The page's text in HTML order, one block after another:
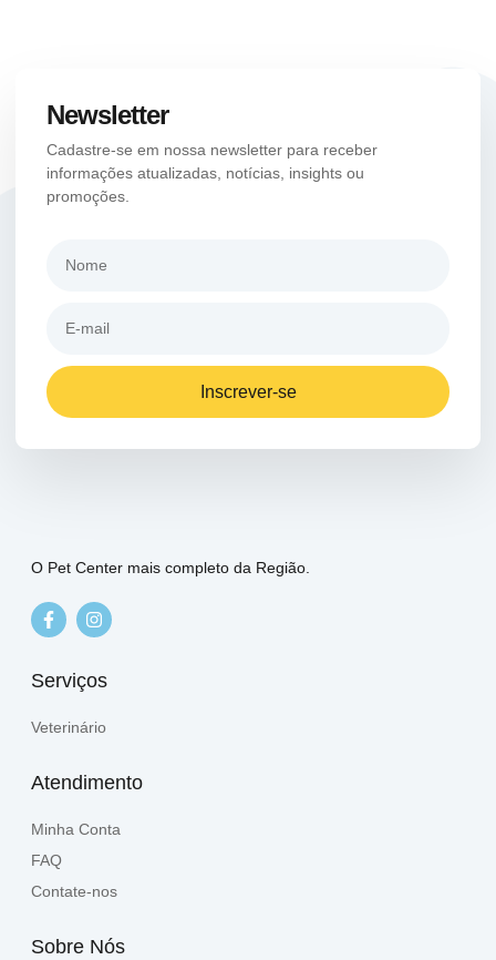
Newsletter
Cadastre-se em nossa newsletter para receber
informações atualizadas, notícias, insights ou
promoções.
Inscrever-se
O Pet Center mais completo da Região.
Serviços
Veterinário
Atendimento
Minha Conta
FAQ
Contate-nos
Sobre Nós